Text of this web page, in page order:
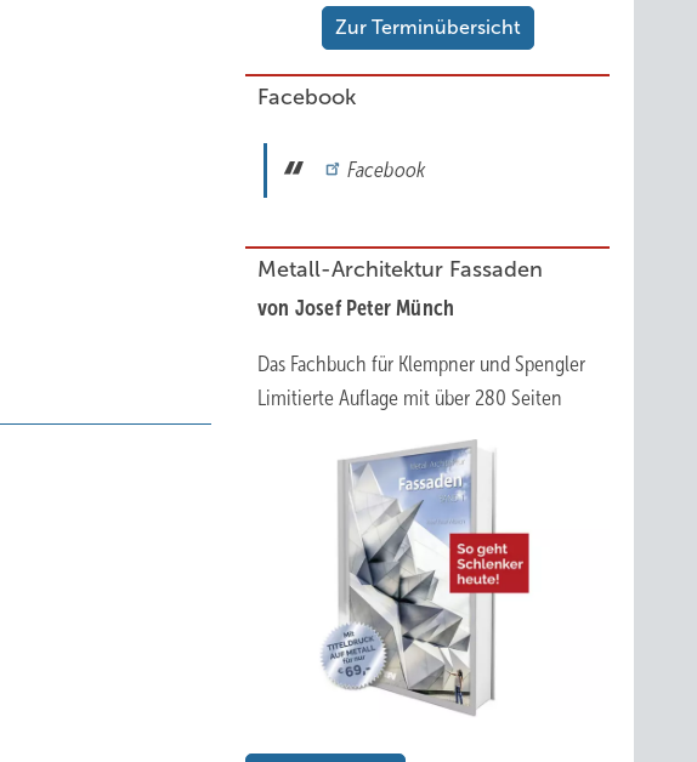
Zur Terminübersicht
Facebook
Facebook
Metall-Architektur Fassaden
von Josef Peter Münch
Das Fachbuch für Klempner und Spengler
Limitierte Auflage mit über 280 Seiten